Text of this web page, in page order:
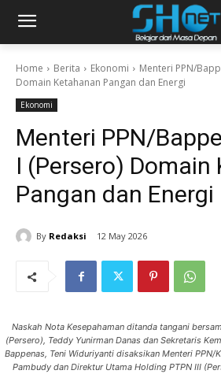
Home Berita Ekonomi
Menteri PPN/
Domain Ketahanan Pangan dan Energi
Ekonomi
Menteri PPN/
I (Persero) Domain
Pangan dan Energi
By Redaksi 12 May 2026
Naskah Nota Kesepahaman ditanda tangani
(Persero), Teddy Yunirman Danas dan Sekretaris
Bappenas, Teni Widuriyanti disaksikan Menteri PPN/
Pambudy dan Direktur Utama Holding PTPN III